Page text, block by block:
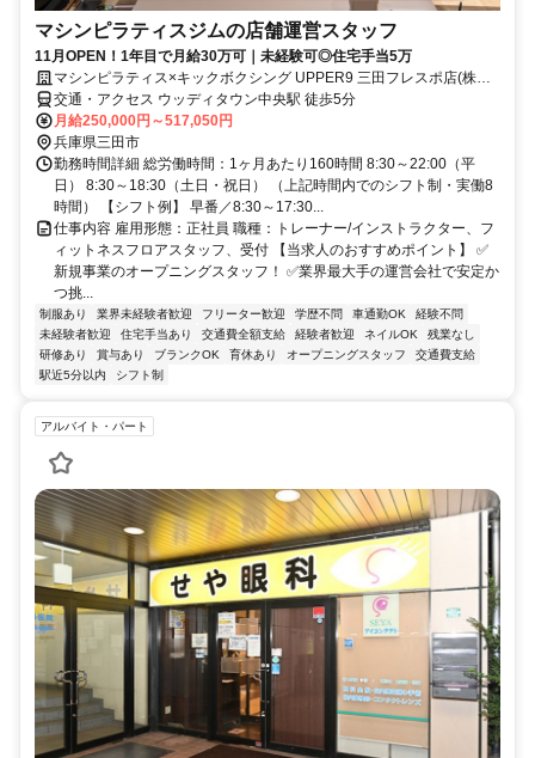
マシンピラティスジムの店舗運営スタッフ
11月OPEN！1年目で月給30万可｜未経験可◎住宅手当5万
マシンピラティス×キックボクシング UPPER9 三田フレスポ店(株式
会社LAVA International)
交通・アクセス ウッディタウン中央駅 徒歩5分
月給250,000円～517,050円
兵庫県三田市
勤務時間詳細 総労働時間：1ヶ月あたり160時間 8:30～22:00（平
日） 8:30～18:30（土日・祝日） （上記時間内でのシフト制・実働8
時間） 【シフト例】 早番／8:30～17:30...
仕事内容 雇用形態：正社員 職種：トレーナー/インストラクター、フ
ィットネスフロアスタッフ、受付 【当求人のおすすめポイント】 ✅
新規事業のオープニングスタッフ！ ✅業界最大手の運営会社で安定か
つ挑...
制服あり 業界未経験者歓迎 フリーター歓迎 学歴不問 車通勤OK
経験不問
未経験者歓迎
住宅手当あり 交通費全額支給 経験者歓迎 ネイルOK
残業なし
研修あり
賞与あり ブランクOK 育休あり オープニングスタッフ
交通費支給
駅近5分以内
シフト制
アルバイト・パート